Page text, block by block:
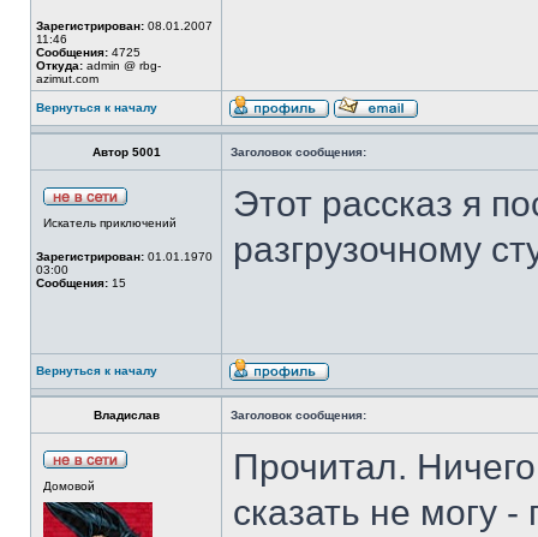
Зарегистрирован: 08.01.2007
11:46
Сообщения: 4725
Откуда: admin @ rbg-
azimut.com
Вернуться к началу
Автор 5001 Заголовок сообщения:
Искатель приключений
Зарегистрирован: 01.01.1970
03:00
Сообщения: 15
Этот рассказ я
разгрузочному
Вернуться к началу
Владислав Заголовок сообщения:
Домовой
Прочитал.
сказать не могу